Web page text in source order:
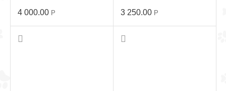
4 000.00 Р 3 250.00 Р